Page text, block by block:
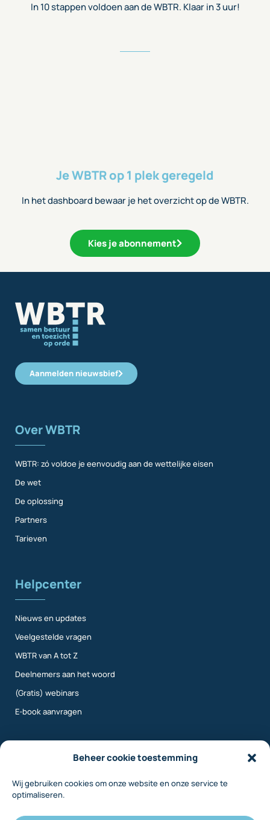
Beheer cookie toestemming
Wij gebruiken cookies om onze website en onze service te
optimaliseren.
In 10 stappen voldoen aan de WBTR. Klaar in 3 uur!
Je WBTR op 1 plek geregeld
In het dashboard bewaar je het overzicht op de WBTR.
Kies je abonnement
Aanmelden nieuwsbief
Over WBTR
WBTR: zó voldoe je eenvoudig aan de wettelijke eisen
De wet
De oplossing
Partners
Tarieven
Helpcenter
Nieuws en updates
Veelgestelde vragen
WBTR van A tot Z
Deelnemers aan het woord
(Gratis) webinars
E-book aanvragen
Over ons